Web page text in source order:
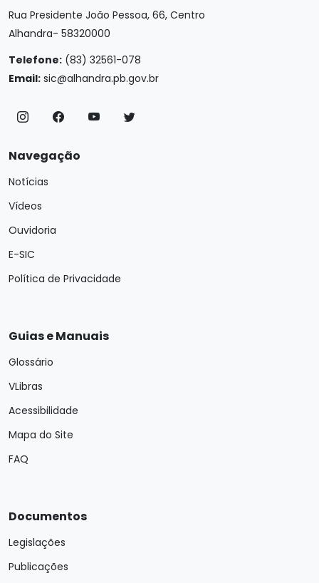
Rua Presidente João Pessoa, 66, Centro
Alhandra- 58320000
Telefone: (83) 32561-078
Email: sic@alhandra.pb.gov.br
Navegação
Notícias
Vídeos
Ouvidoria
E-SIC
Política de Privacidade
Guias e Manuais
Glossário
VLibras
Acessibilidade
Mapa do Site
FAQ
Documentos
Legislações
Publicações